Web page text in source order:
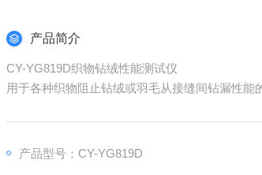
产品简介
CY-YG819D织物钻绒性能测试仪
用于各种织物阻止钻绒或羽毛从接缝间钻漏性能
产品型号：CY-YG819D